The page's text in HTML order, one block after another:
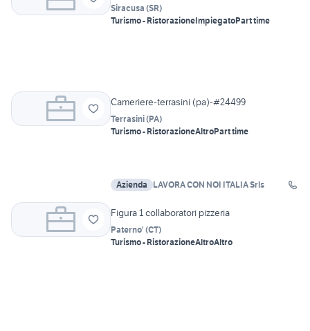
Siracusa (SR)
Turismo - RistorazioneImpiegatoPart time
Cameriere-terrasini (pa)-#24499
Terrasini(PA)
Turismo - RistorazioneAltroPart time
Azienda LAVORA CON NOI ITALIA Srls
Figura 1 collaboratori pizzeria
Paterno' (CT)
Turismo - RistorazioneAltroAltro